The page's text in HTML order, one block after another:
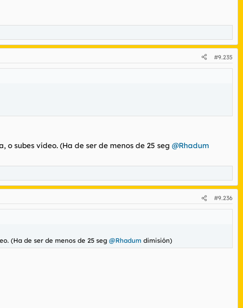
#9.235
subes vídeo. (Ha de ser de menos de 25 seg @Rhadum
#9.236
(Ha de ser de menos de 25 seg @Rhadum dimisión)